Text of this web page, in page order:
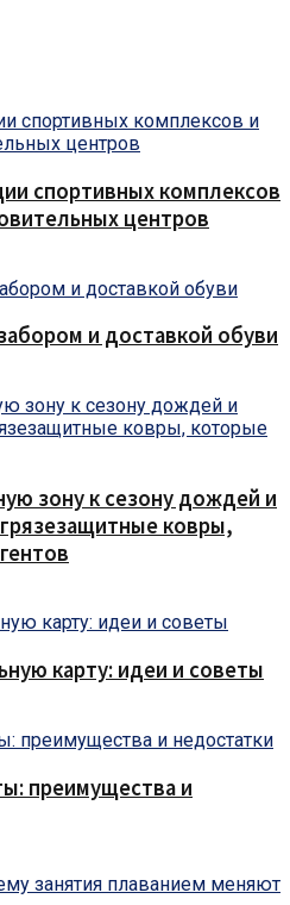
спортивных комплексов
центров
и доставкой обуви
зону к сезону дождей и
ковры,
карту: идеи и советы
преимущества и